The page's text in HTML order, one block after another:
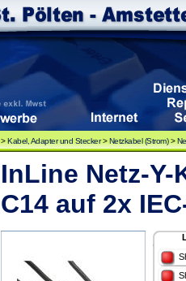
>Kabel, Adapter und Stecker>Netzkabel (Strom)>
InLine Netz-Y-
C14 auf 2x